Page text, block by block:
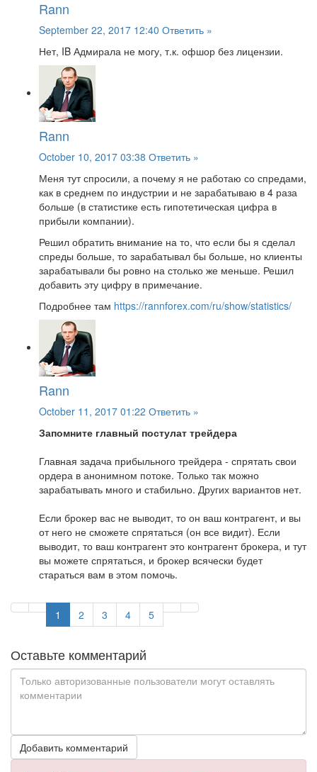
Rann
September 22, 2017 12:40 Ответить »
Нет, IB Адмирала не могу, т.к. офшор без лицензии.
Rann
October 10, 2017 03:38 Ответить »
Меня тут спросили, а почему я не работаю со спредами,
как в среднем по индустрии и не зарабатываю в 4 раза
больше (в статистике есть гипотетическая цифра в
прибыли компании).
Решил обратить внимание на то, что если бы я сделал
спреды больше, то зарабатывал бы больше, но клиенты
зарабатывали бы ровно на столько же меньше. Решил
добавить эту цифру в примечание.
Подробнее там https://rannforex.com/ru/show/statistics/
Rann
October 11, 2017 01:22 Ответить »
Запомните главный постулат трейдера
Главная задача прибыльного трейдера - спрятать свои
ордера в анонимном потоке. Только так можно
зарабатывать много и стабильно. Других вариантов нет.
Если брокер вас не выводит, то он ваш контрагент, и вы
от него не сможете спрятаться (он все видит). Если
выводит, то ваш контрагент это контрагент брокера, и тут
вы можете спрятаться, и брокер всячески будет
стараться вам в этом помочь.
1 2 3 4 5
Оставьте комментарий
Добавить комментарий